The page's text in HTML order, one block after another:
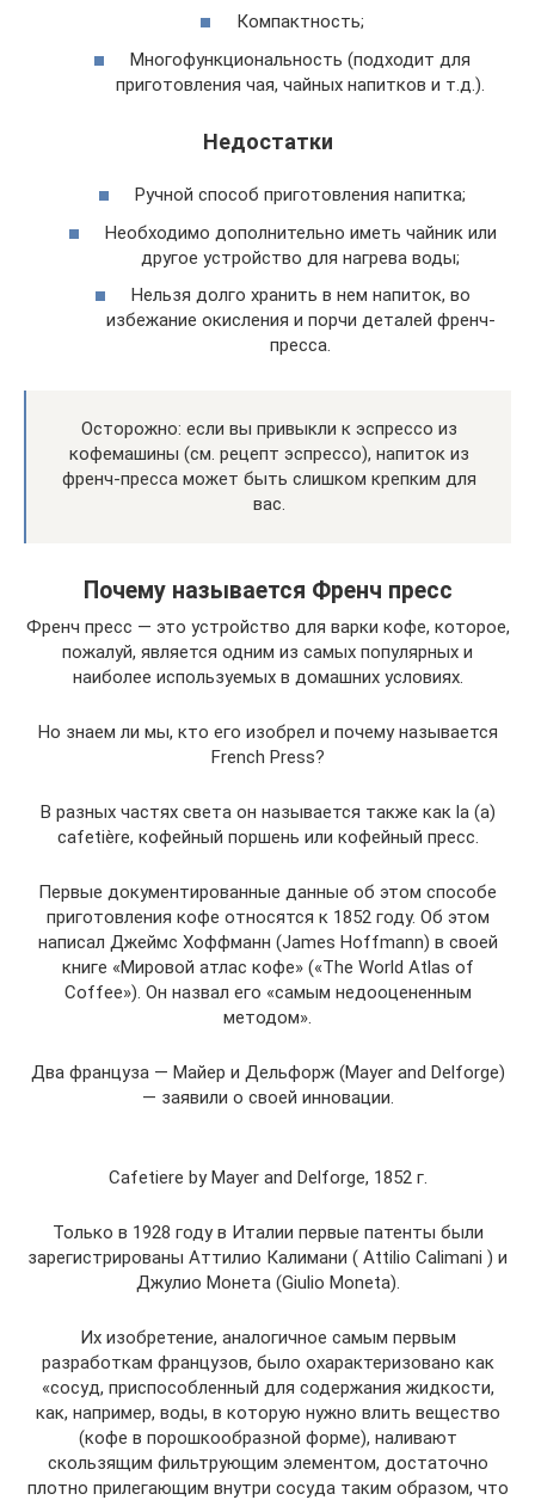
Компактность;
Многофункциональность (подходит для
приготовления чая, чайных напитков и т.д.).
Недостатки
Ручной способ приготовления напитка;
Необходимо дополнительно иметь чайник или
другое устройство для нагрева воды;
Нельзя долго хранить в нем напиток, во
избежание окисления и порчи деталей френч-
пресса.
Осторожно: если вы привыкли к эспрессо из
кофемашины (см. рецепт эспрессо), напиток из
френч-пресса может быть слишком крепким для
вас.
Почему называется Френч пресс
Френч пресс — это устройство для варки кофе, которое,
пожалуй, является одним из самых популярных и
наиболее используемых в домашних условиях.
Но знаем ли мы, кто его изобрел и почему называется
French Press?
В разных частях света он называется также как la (a)
cafetière, кофейный поршень или кофейный пресс.
Первые документированные данные об этом способе
приготовления кофе относятся к 1852 году. Об этом
написал Джеймс Хоффманн (James Hoffmann) в своей
книге «Мировой атлас кофе» («The World Atlas of
Coffee»). Он назвал его «самым недооцененным
методом».
Два француза — Майер и Дельфорж (Mayer and Delforge)
— заявили о своей инновации.
Cafetiere by Mayer and Delforge, 1852 г.
Только в 1928 году в Италии первые патенты были
зарегистрированы Аттилио Калимани ( Attilio Calimani ) и
Джулио Монета (Giulio Moneta).
Их изобретение, аналогичное самым первым
разработкам французов, было охарактеризовано как
«сосуд, приспособленный для содержания жидкости,
как, например, воды, в которую нужно влить вещество
(кофе в порошкообразной форме), наливают
скользящим фильтрующим элементом, достаточно
плотно прилегающим внутри сосуда таким образом, что